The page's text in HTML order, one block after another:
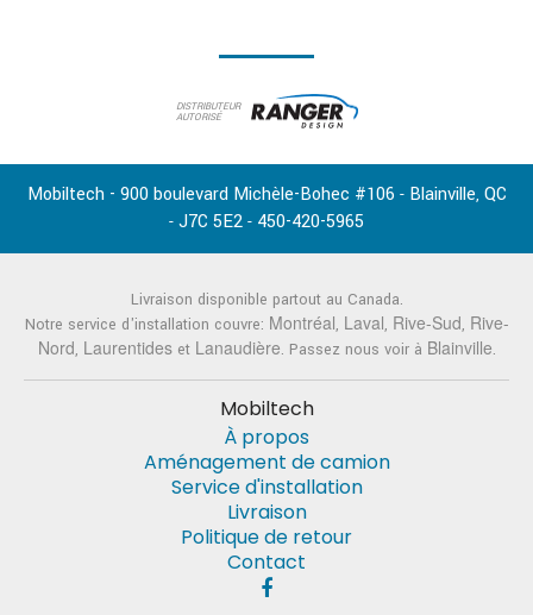
DISTRIBUTEUR
AUTORISÉ
Mobiltech - 900 boulevard Michèle-Bohec #106 - Blainville, QC
- J7C 5E2 - 450-420-5965
Livraison disponible partout au Canada.
Notre service d'installation couvre: Montréal, Laval, Rive-Sud, Rive-
Nord, Laurentideset Lanaudière. Passez nous voir à Blainville.
Mobiltech
À propos
Aménagement de camion
Service d'installation
Livraison
Politique de retour
Contact